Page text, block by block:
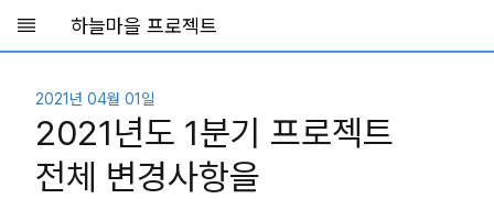
Skip to main content
하늘마을 프로젝트
2021년 04월 01일
2021년도 1분기 프로젝트
전체 변경사항을